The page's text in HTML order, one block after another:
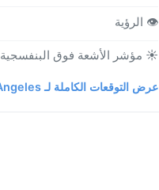
👁️ الرؤية
☀️ مؤشر الأشعة فوق البنفسجية
عرض التوقعات الكاملة لـ Los Angeles ←